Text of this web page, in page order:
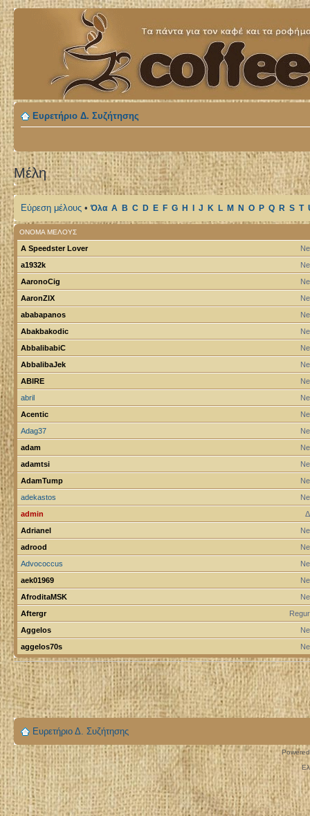
Ευρετήριο Δ. Συζήτησης
Μέλη
Εύρεση μέλους •Όλα A B C D E F G H J K L M N O P Q R S T
ΌΝΟΜΑ ΜΈΛΟΥΣ
A Speedster Lover
a1932k
AaronoCig
AaronZIX
ababapanos
Abakbakodic
AbbalibabiC
AbbalibaJek
ABIRE
abril
Acentic
Adag37
adam
adamtsi
AdamTump
adekastos
admin
Adrianel
adrood
Advococcus
aek01969
AfroditaMSK
Aftergr
Aggelos
aggelos70s
Ευρετήριο Δ. Συζήτησης